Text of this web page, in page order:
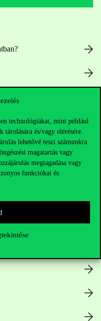
technológiákat, mint például
tárolására és/vagy elérésére.
lehetővé teszi számunkra
magatartás vagy
megtagadása vagy
funkciókat és